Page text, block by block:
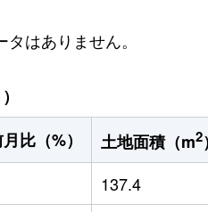
はありません。
比（%） 土地面積（m2）
137.4